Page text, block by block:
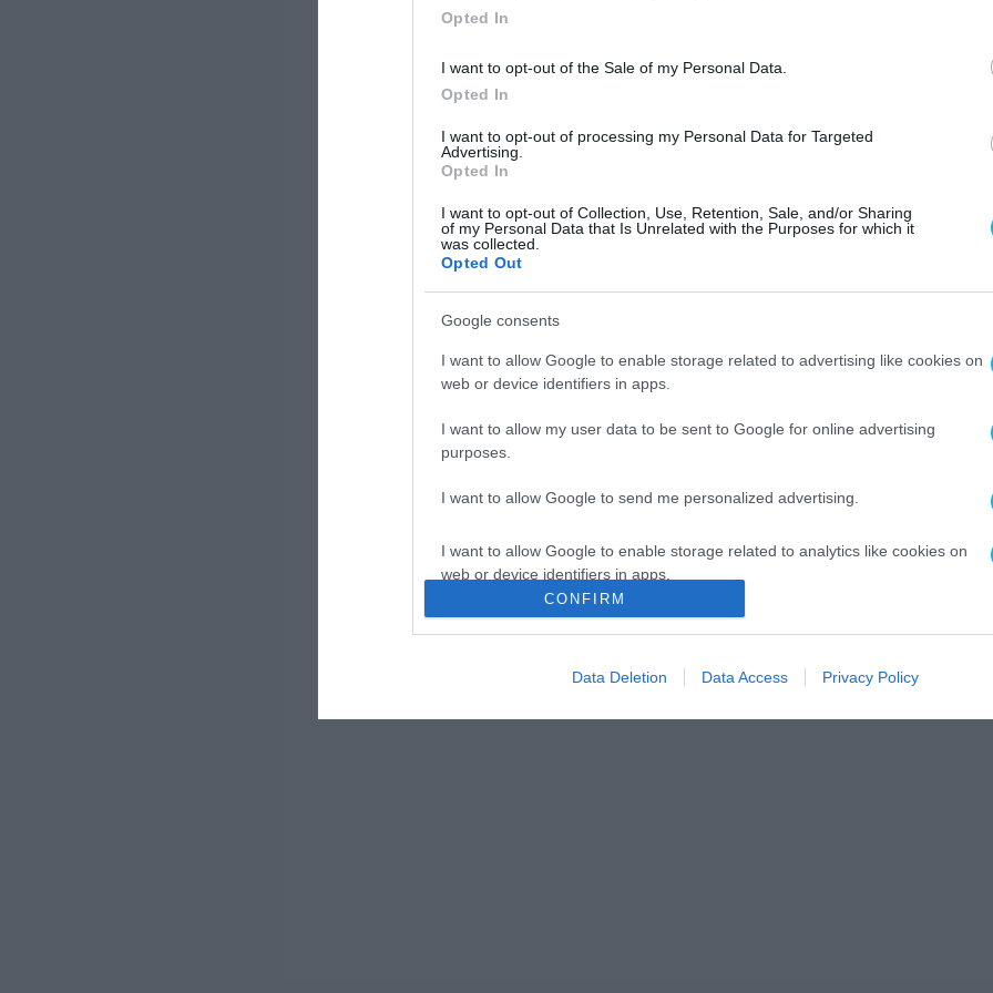
Opted In
I want to opt-out of the Sale of my Personal Data.
Opted In
I want to opt-out of processing my Personal Data for Targeted
Advertising.
Opted In
I want to opt-out of Collection, Use, Retention, Sale, and/or Sharing
of my Personal Data that Is Unrelated with the Purposes for which it
was collected.
Opted Out
Google consents
I want to allow Google to enable storage related to advertising like cookies on
web or device identifiers in apps.
I want to allow my user data to be sent to Google for online advertising
purposes.
I want to allow Google to send me personalized advertising.
I want to allow Google to enable storage related to analytics like cookies on
web or device identifiers in apps.
I want to allow Google to enable storage related to functionality of the website
I want to allow Google to enable storage related to personalization.
CONFIRM
Data Deletion Data Access Privacy Policy